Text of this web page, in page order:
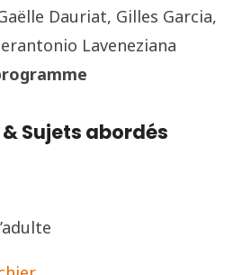
Dauriat, Gilles Garcia,
Laveneziana
Sujets abordés